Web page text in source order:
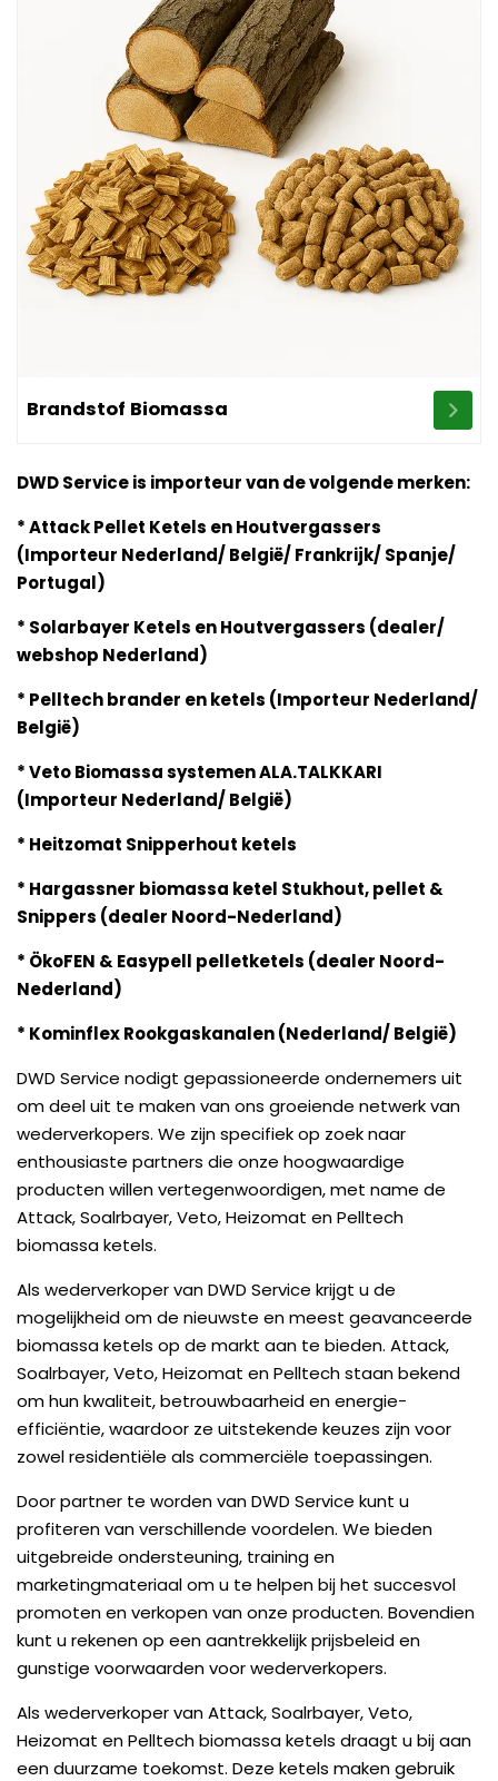
Brandstof Biomassa
DWD Service is importeur van de volgende merken:
* Attack Pellet Ketels en Houtvergassers
(Importeur Nederland/ België/ Frankrijk/ Spanje/
Portugal)
* Solarbayer Ketels en Houtvergassers (dealer/
webshop Nederland)
* Pelltech brander en ketels (Importeur Nederland/
België)
* Veto Biomassa systemen ALA.TALKKARI
(Importeur Nederland/ België)
* Heitzomat Snipperhout ketels
* Hargassner biomassa ketel Stukhout, pellet &
Snippers (dealer Noord-Nederland)
* ÖkoFEN & Easypell pelletketels (dealer Noord-
Nederland)
* Kominflex Rookgaskanalen (Nederland/ België)
DWD Service nodigt gepassioneerde ondernemers uit
om deel uit te maken van ons groeiende netwerk van
wederverkopers. We zijn specifiek op zoek naar
enthousiaste partners die onze hoogwaardige
producten willen vertegenwoordigen, met name de
Attack, Soalrbayer, Veto, Heizomat en Pelltech
biomassa ketels.
Als wederverkoper van DWD Service krijgt u de
mogelijkheid om de nieuwste en meest geavanceerde
biomassa ketels op de markt aan te bieden. Attack,
Soalrbayer, Veto, Heizomat en Pelltech staan bekend
om hun kwaliteit, betrouwbaarheid en energie-
efficiëntie, waardoor ze uitstekende keuzes zijn voor
zowel residentiële als commerciële toepassingen.
Door partner te worden van DWD Service kunt u
profiteren van verschillende voordelen. We bieden
uitgebreide ondersteuning, training en
marketingmateriaal om u te helpen bij het succesvol
promoten en verkopen van onze producten. Bovendien
kunt u rekenen op een aantrekkelijk prijsbeleid en
gunstige voorwaarden voor wederverkopers.
Als wederverkoper van Attack, Soalrbayer, Veto,
Heizomat en Pelltech biomassa ketels draagt u bij aan
een duurzame toekomst. Deze ketels maken gebruik